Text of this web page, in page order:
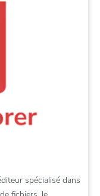
spécialisé dans